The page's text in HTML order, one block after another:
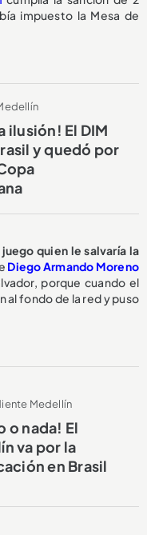
impuesto la Mesa de
ilusión! El DIM
y quedó por
quien le salvaría la
Diego Armando Moreno
porque cuando el
al fondo de la red y puso
Medellín
o nada! El
va por la
en Brasil